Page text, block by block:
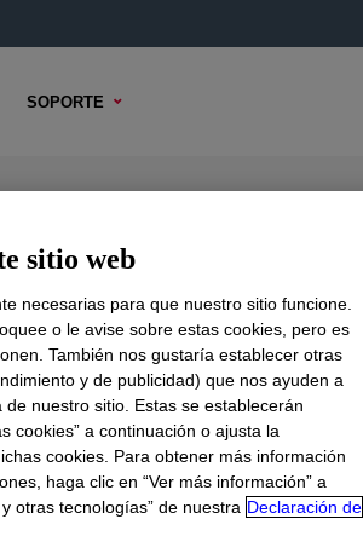
SOPORTE
OPCIONES DE COMPRA
sitio web
necesarias para que nuestro sitio funcione.
o le avise sobre estas cookies, pero es
También nos gustaría establecer otras
y de publicidad) que nos ayuden a
nuestro sitio. Estas se establecerán
cookies” a continuación o ajusta la
cookies. Para obtener más información
haga clic en “Ver más información” a
otras tecnologías” de nuestra Declaración de